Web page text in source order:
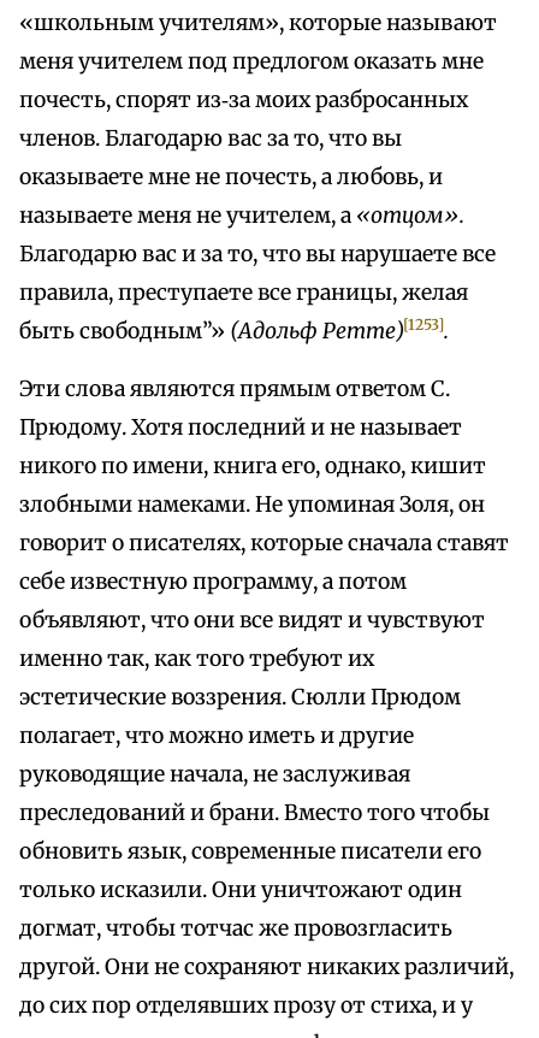
«школьным учителям», которые называют
меня учителем под предлогом оказать мне
почесть, спорят из‑за моих разбросанных
членов. Благодарю вас за то, что вы
оказываете мне не почесть, а любовь, и
называете меня не учителем, а «отцом».
Благодарю вас и за то, что вы нарушаете все
правила, преступаете все границы, желая
быть свободным”» (Адольф Ретте)[1253].
Эти слова являются прямым ответом С.
Прюдому. Хотя последний и не называет
никого по имени, книга его, однако, кишит
злобными намеками. Не упоминая Золя, он
говорит о писателях, которые сначала ставят
себе известную программу, а потом
объявляют, что они все видят и чувствуют
именно так, как того требуют их
эстетические воззрения. Сюлли Прюдом
полагает, что можно иметь и другие
руководящие начала, не заслуживая
преследований и брани. Вместо того чтобы
обновить язык, современные писатели его
только исказили. Они уничтожают один
догмат, чтобы тотчас же провозгласить
другой. Они не сохраняют никаких различий,
до сих пор отделявших прозу от стиха, и у